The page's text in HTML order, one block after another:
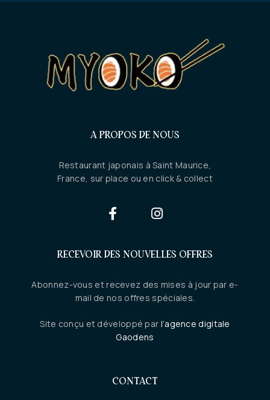
A PROPOS DE NOUS
Restaurant japonais à Saint Maurice,
France, sur place ou en click & collect
RECEVOIR DES NOUVELLES OFFRES
Abonnez-vous et recevez des mises à jour par e-
mail de nos offres spéciales.
Site conçu et développé par l’agence digitale
Gaodens
CONTACT